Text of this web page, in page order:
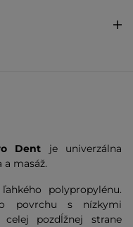
Dent je univerzálna
masáž.
polypropylénu.
povrchu s nízkymi
pozdĺžnej strane